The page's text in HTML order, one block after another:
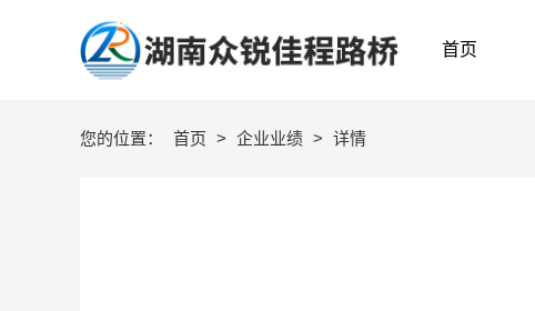
首页
您的位置： 首页 > 企业业绩 > 详情